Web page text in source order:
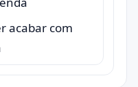
acabar com